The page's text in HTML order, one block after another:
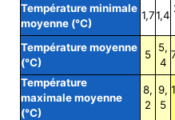
Température minimale
moyenne (°C)
1,71,4
Température moyenne
(°C)
5
5,
4
Température
maximale moyenne
(°C)
8,
2
9,
5